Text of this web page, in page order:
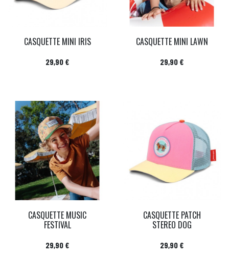
CASQUETTE MINI IRIS
Prix
29,90 €
CASQUETTE MINI LAWN
Prix
29,90 €
CASQUETTE MUSIC
FESTIVAL
Prix
29,90 €
CASQUETTE PATCH
STEREO DOG
Prix
29,90 €